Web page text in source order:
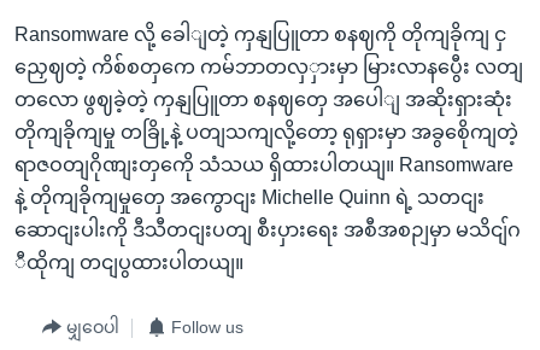
Ransomware လို့ ခေါျတဲ့ ကှနျပြူတာ စနဈကို တိုကျခိုကျ ငှ
ညှေဈတဲ့ ကိစ်စတှကေ ကမ်ဘာတလှှားမှာ မြားလာနပွေီး လတျ
တလော ဖွဈခဲ့တဲ့ ကှနျပြူတာ စနဈတှေ အပေါျ အဆိုးရှားဆုံး
တိုကျခိုကျမှု တခြို့နဲ့ ပတျသကျလို့တော့ ရုရှားမှာ အခွစေိုကျတဲ့
ရာဇဝတျဂိုဏျးတှကေို သံသယ ရှိထားပါတယျ။ Ransomware
နဲ့ တိုကျခိုကျမှုတှေ အကွောငျး Michelle Quinn ရဲ့ သတငျး
ဆောငျးပါးကို ဒီသီတငျးပတျ စီးပှားရေး အစီအစဉျမှာ မသိငျ်ဂ
ီထိုကျ တငျပွထားပါတယျ။
မျှဝေပါ Follow us